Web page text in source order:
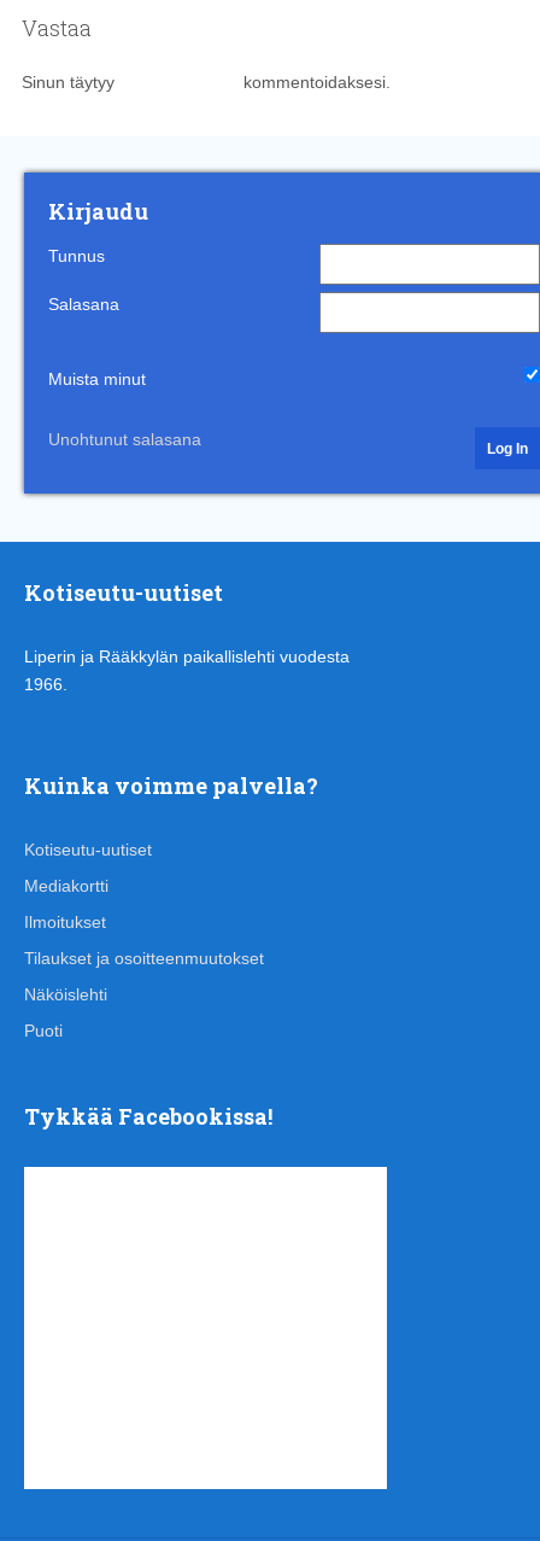
Vastaa
Sinun täytyy kommentoidaksesi.
Kirjaudu
Tunnus
Salasana
Muista minut
Unohtunut salasana
Kotiseutu-uutiset
Liperin ja Rääkkylän paikallislehti vuodesta
1966.
Kuinka voimme palvella?
Kotiseutu-uutiset
Mediakortti
Ilmoitukset
Tilaukset ja osoitteenmuutokset
Näköislehti
Puoti
Tykkää Facebookissa!